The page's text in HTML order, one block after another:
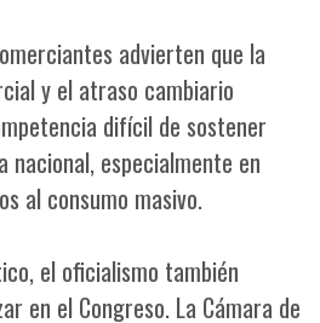
advierten que la
y el atraso cambiario
difícil de sostener
nacional, especialmente en
al consumo masivo.
el oficialismo también
en el Congreso. La Cámara de